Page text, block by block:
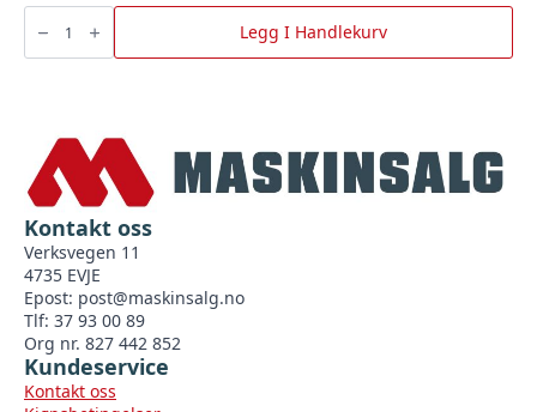
Tilhengerkabel
Pol
Han-
Legg I Handlekurv
Kontakt oss
Verksvegen 11
4735 EVJE
Epost: post@maskinsalg.no
Tlf: 37 93 00 89
Org nr. 827 442 852
Kundeservice
Kontakt oss